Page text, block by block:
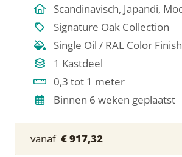
Signature Oak Collection
Single Oil / RAL Color Finish
1 Kastdeel
0,3 tot 1 meter
Binnen 6 weken geplaatst
vanaf € 917,32